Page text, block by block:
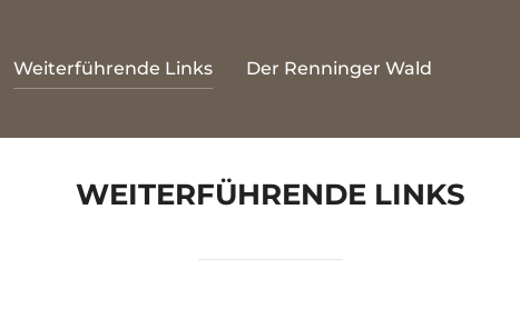
Weiterführende Links Der Renninger Wald
WEITERFÜHRENDE LINKS